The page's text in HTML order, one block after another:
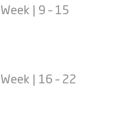
| 9 – 15
| 16 – 22